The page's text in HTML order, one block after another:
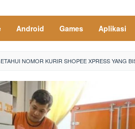
Android Games Aplikasi
NOMOR KURIR SHOPEE XPRESS YANG